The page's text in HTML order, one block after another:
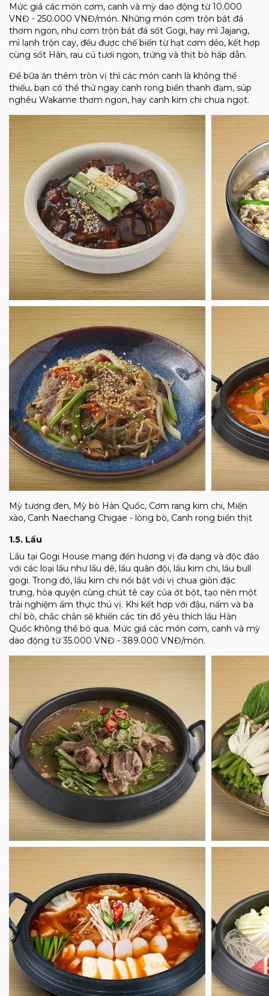
Mức giá các món cơm, canh và mỳ dao động từ 10.000
VNĐ - 250.000 VNĐ/món. Những món cơm trộn bát đá
thơm ngon, như cơm trộn bát đá sốt Gogi, hay mì Jajang,
mì lạnh trộn cay, đều được chế biến từ hạt cơm dẻo, kết hợp
cùng sốt Hàn, rau củ tươi ngon, trứng và thịt bò hấp dẫn.
Để bữa ăn thêm tròn vị thì các món canh là không thể
thiếu, bạn có thể thử ngay canh rong biển thanh đạm, súp
nghêu Wakame thơm ngon, hay canh kim chi chua ngọt.
Mỳ tương đen, Mỳ bò Hàn Quốc, Cơm rang kim chi, Miến
xào, Canh Naechang Chigae - lòng bò, Canh rong biển thịt
1.5. Lẩu
Lẩu tại Gogi House mang đến hương vị đa dạng và độc đáo
với các loại lẩu như lẩu dê, lẩu quân đội, lẩu kim chi, lẩu bull
gogi. Trong đó, lẩu kim chi nổi bật với vị chua giòn đặc
trưng, hòa quyện cùng chút tê cay của ớt bột, tạo nên một
trải nghiệm ẩm thực thú vị. Khi kết hợp với đậu, nấm và ba
chỉ bò, chắc chắn sẽ khiến các tín đồ yêu thích lẩu Hàn
Quốc không thể bỏ qua. Mức giá các món cơm, canh và mỳ
dao động từ 35.000 VNĐ - 389.000 VNĐ/món.